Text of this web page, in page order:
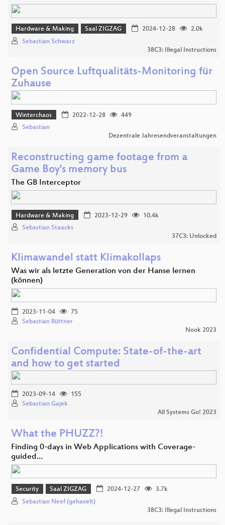
Hardware & Making Saal ZIGZAG 2024-12-28
2.0k
Sebastian Schwarz
38C3: Illegal Instructions
Open Source Luftqualitäts-Monitoring für
Zuhause
Winterchaos 2022-12-28
449
Sebastian
Dezentrale Jahresendveranstaltungen
Reconstructing game footage from a
Game Boy's memory bus
The GB Interceptor
Hardware & Making 2023-12-29
10.4k
Sebastian Staacks
37C3: Unlocked
Klimawandel statt Klimakollaps
Was wir als letzte Generation von der Hanse lernen
(können)
2023-11-04
75
Sebastian Büttner
Nook 2023
Confidential Compute: State-of-the-art
and how to get started
2023-09-14
155
Sebastian Gajek
All Systems Go! 2023
What the PHUZZ?!
Finding 0-days in Web Applications with Coverage-
guided…
Security Saal ZIGZAG 2024-12-27
3.7k
Sebastian Neef (gehaxelt)
38C3: Illegal Instructions